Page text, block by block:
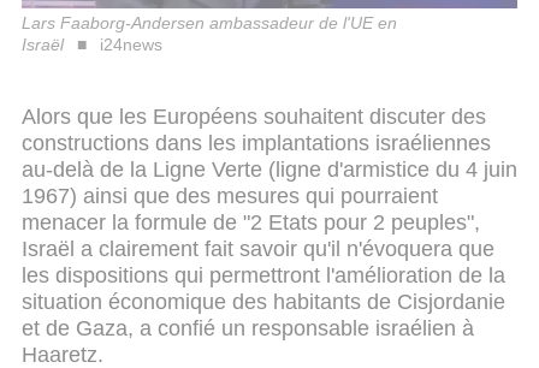
Lars Faaborg-Andersen ambassadeur de l'UE en
Israël
i24news
Alors que les Européens souhaitent discuter des
constructions dans les implantations israéliennes
au-delà de la Ligne Verte (ligne d'armistice du 4 juin
1967) ainsi que des mesures qui pourraient
menacer la formule de "2 Etats pour 2 peuples",
Israël a clairement fait savoir qu'il n'évoquera que
les dispositions qui permettront l'amélioration de la
situation économique des habitants de Cisjordanie
et de Gaza, a confié un responsable israélien à
Haaretz.